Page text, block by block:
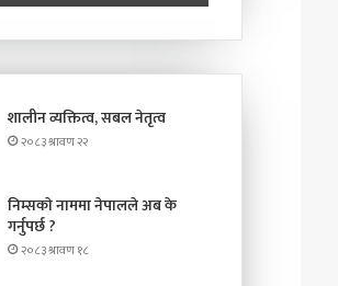
शालीन व्यक्तित्व, सबल नेतृत्व
२०८३ श्रावण २२
निम्सकाे नाममा नेपालले अब के
गर्नुपर्छ ?
२०८३ श्रावण १८